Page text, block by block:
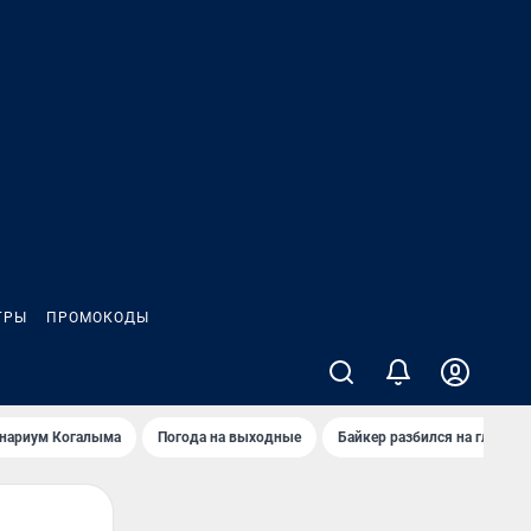
ПРОМОКОДЫ
Когалыма Погода на выходные Байкер разбился на глазах